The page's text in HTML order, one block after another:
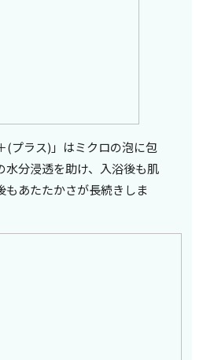
(プラス)」はミクロの泡に包
水分浸透を助け、入浴後も肌
もあたたかさが長続きしま